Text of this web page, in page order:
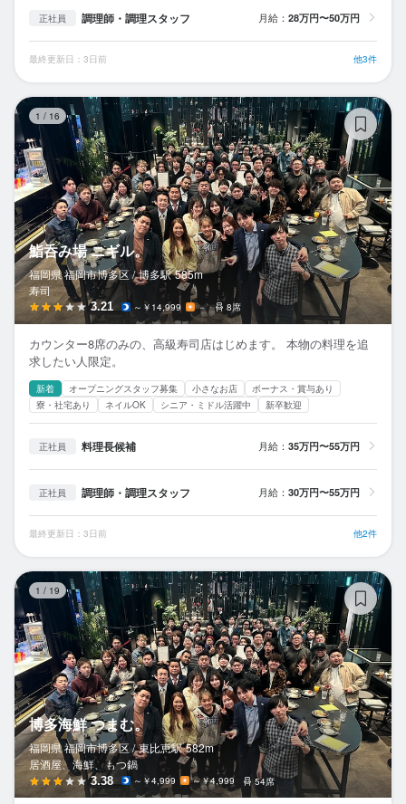
正社員 調理師・調理スタッフ 月給： 28万円〜50万円
最終更新日：3日前 他3件
1 / 16
鮨呑み場 ニギル。
福岡県 福岡市博多区 / 博多駅 585m
寿司
3.21 ～￥14,999 － 8席
カウンター8席のみの、高級寿司店はじめます。 本物の料理を追
求したい人限定。
新着 オープニングスタッフ募集 小さなお店
ボーナス・賞与あり
寮・社宅あり
ネイルOK シニア・ミドル活躍中 新卒歓迎
正社員 料理長候補 月給： 35万円〜55万円
正社員 調理師・調理スタッフ 月給： 30万円〜55万円
最終更新日：3日前 他2件
1 / 19
博多海鮮 つまむ。
福岡県 福岡市博多区 / 東比恵駅 582m
居酒屋、海鮮、もつ鍋
3.38 ～￥4,999 ～￥4,999 54席